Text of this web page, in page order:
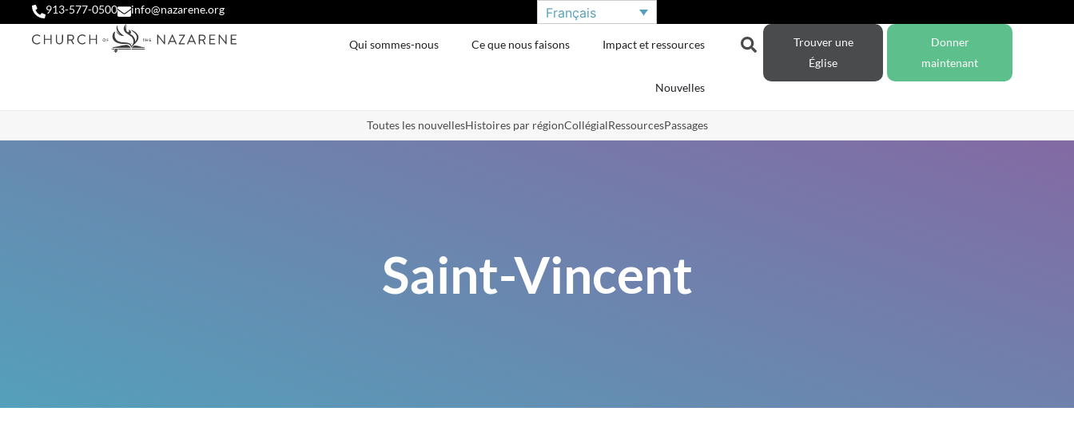
913-577-0500 info@nazarene.org Français
Qui sommes-nous Ce que nous faisons Impact et ressources
Nouvelles
Trouver une
Église
Donner
maintenant
Toutes les nouvellesHistoires par régionCollégialRessourcesPassages
Saint-Vincent